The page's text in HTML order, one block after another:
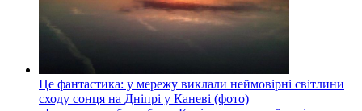
Це фантастика: у мережу виклали неймовірні світлини
сходу сонця на Дніпрі у Каневі (фото)